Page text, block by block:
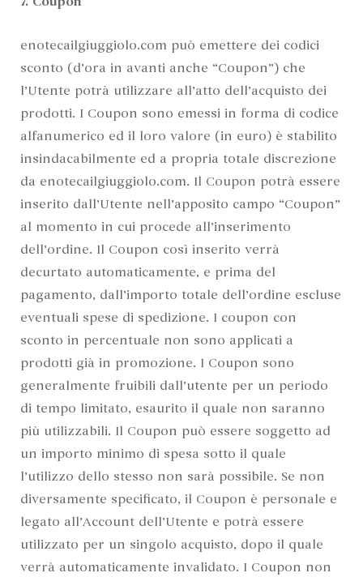
enotecailgiuggiolo.com può emettere dei codici
sconto (d’ora in avanti anche “Coupon”) che
l’Utente potrà utilizzare all’atto dell’acquisto dei
prodotti. I Coupon sono emessi in forma di codice
alfanumerico ed il loro valore (in euro) è stabilito
insindacabilmente ed a propria totale discrezione
da enotecailgiuggiolo.com. Il Coupon potrà essere
inserito dall’Utente nell’apposito campo “Coupon”
al momento in cui procede all’inserimento
dell’ordine. Il Coupon così inserito verrà
decurtato automaticamente, e prima del
pagamento, dall’importo totale dell’ordine escluse
eventuali spese di spedizione. I coupon con
sconto in percentuale non sono applicati a
prodotti già in promozione. I Coupon sono
generalmente fruibili dall’utente per un periodo
di tempo limitato, esaurito il quale non saranno
più utilizzabili. Il Coupon può essere soggetto ad
un importo minimo di spesa sotto il quale
l’utilizzo dello stesso non sarà possibile. Se non
diversamente specificato, il Coupon è personale e
legato all’Account dell’Utente e potrà essere
utilizzato per un singolo acquisto, dopo il quale
verrà automaticamente invalidato. I Coupon non